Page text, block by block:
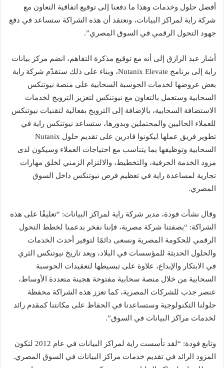
أفضل حلول وخدمات وهذا ما دفعنا إلى توقيع اتفاقية التعاون مع
شركة راية لمراكز البيانات، ونعتقد أن هذه الشراكة ستساعد في دفع
جهود التحول الرقمي في السوق المصري”.
أشار عبد الرازق إلى أنه مع توقيع مذكرة التفاهم، انضم مركز بيانات
راية إلى برنامج Nutanix Elevate، وبناء على ذلك ستقدّم شركة راية
بعض عروضها لخدمات الحوسبة السحابية على منصة نيوتنكس
السحابية وستعمل بالتعاون مع نيوتنكس لتعزيز الترويج لخدمات
الاستضافة السحابية، بالإضافة إلى الترويج بفعالية لتقنيات نيوتنكس
للعملاء الحاليين والمحتملين وبدورها، ستساعد نيوتنكس راية في
تطوير فريق عملها ليكونوا قادرين على تقديم حلول Nutanix
السحابية وتوظيفها بما يتناسب مع احتياجات العملاء وسيكون لدى
مزود الخدمة الحرفية، والتخطيط، والالتزام الزمني لخلق مهارات
تجارية لمساعدة راية في تعظيم فرص نيوتنكس داخل السوق
المصري.
وقال نشأت فودة، مدير شركة راية لمراكز البيانات: “تعليقًا على هذه
الشراكة: “بصفتنا شركة مصرية، فإننا نفخر بدعمنا لخطط التحول
الرقمي للحكومة المصرية ونسعى دائمًا لتوفير أحدث الخدمات
والحلول الحديثة للمؤسسات في البلاد، ويعد تاريخ نيوتنكس الثري
في الابتكار والإبداع، علاوة على تبسيطها لتعقيدات الحوسبة
السحابية من خلال منصة سحابية مفتوحة هجينة متعددة الأوساط،
عنصر جذب للشركات المصرية، كما تعزز هذه الشراكة محفظة
حلولنا التكنولوجية وستساعدنا في الحفاظ على مكانتنا كمقدم رائد
لخدمات مراكز البيانات في السوق”.
وتابع فودة: “لقد تأسست راية لمراكز البيانات في عام 2012 لتكون
المزود الرائد في تقديم خدمات مراكز البيانات في السوق المصري.